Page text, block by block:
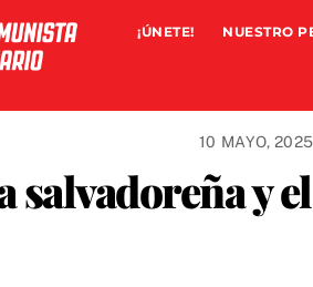
¡ÚNETE! NUESTRO
10 MAYO, 2025
y